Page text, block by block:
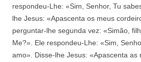
respondeu-Lhe: «Sim, Senhor, Tu
lhe Jesus: «Apascenta os meus
perguntar-lhe segunda vez: «Simão,
Me?». Ele respondeu-Lhe: «Sim,
amo». Disse-lhe Jesus: «Apascenta as